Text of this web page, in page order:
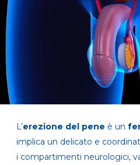
L’erezione del pene è un
implica un delicato e
i compartimenti neurologici,